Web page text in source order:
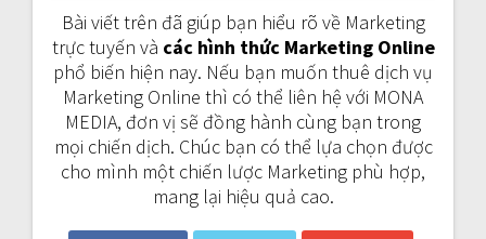
Bài viết trên đã giúp bạn hiểu rõ về Marketing
trực tuyến và các hình thức Marketing Online
phổ biến hiện nay. Nếu bạn muốn thuê dịch vụ
Marketing Online thì có thể liên hệ với MONA
MEDIA, đơn vị sẽ đồng hành cùng bạn trong
mọi chiến dịch. Chúc bạn có thể lựa chọn được
cho mình một chiến lược Marketing phù hợp,
mang lại hiệu quả cao.